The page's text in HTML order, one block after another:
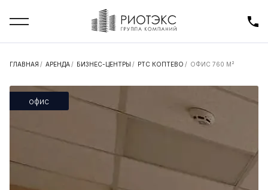
ГЛАВНАЯ / АРЕНДА / БИЗНЕС-ЦЕНТРЫ / РТС КОПТЕВО / ОФИС 760 М²
офис